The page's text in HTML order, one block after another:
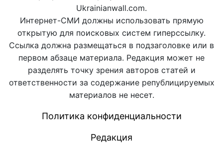
Ukrainianwall.com.
Интернет-СМИ должны использовать прямую
открытую для поисковых систем гиперссылку.
Ссылка должна размещаться в подзаголовке или в
первом абзаце материала. Редакция может не
разделять точку зрения авторов статей и
ответственности за содержание републицируемых
материалов не несет.
Политика конфиденциальности
Редакция